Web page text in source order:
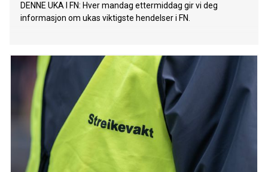
DENNE UKA I FN: Hver mandag ettermiddag gir vi deg
informasjon om ukas viktigste hendelser i FN.